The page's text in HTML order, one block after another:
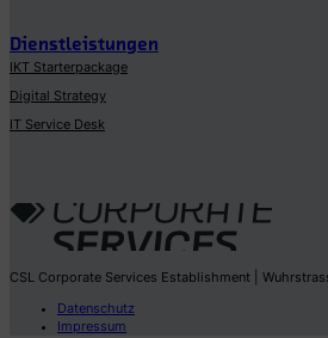
Dienstleistungen
IKT Starterpackage
Digital Strategy
IT Service Desk
CSL Corporate Services Establishment |
Datenschutz
Impressum